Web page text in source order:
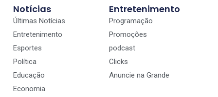
Notícias
Últimas Notícias
Entretenimento
Esportes
Política
Educação
Economia
Entretenimento
Programação
Promoções
podcast
Clicks
Anuncie na Grande